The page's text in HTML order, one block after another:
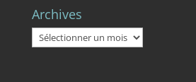
Archives
Archives